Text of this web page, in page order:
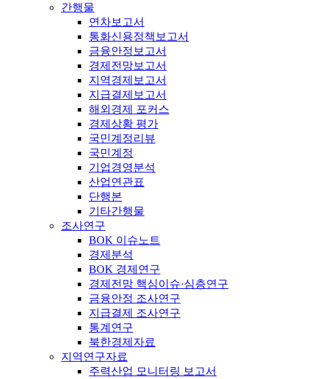
간행물
연차보고서
통화신용정책보고서
금융안정보고서
경제전망보고서
지역경제보고서
지급결제보고서
해외경제 포커스
경제상황 평가
국민계정리뷰
국민계정
기업경영분석
산업연관표
단행본
기타간행물
조사연구
BOK 이슈노트
경제분석
BOK 경제연구
경제전망 핵심이슈·심층연구
금융안정 조사연구
지급결제 조사연구
통계연구
북한경제자료
지역연구자료
주력산업 모니터링 보고서